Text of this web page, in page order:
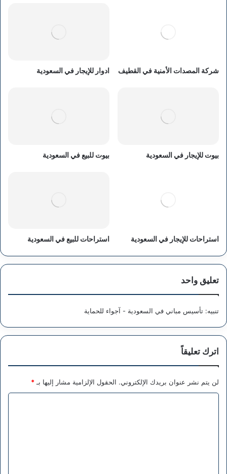
شركة المصدات الأمنية في القطيف ادوار للإيجار في السعودية
بيوت للإيجار في السعودية بيوت للبيع في السعودية
استراحات للإيجار في السعودية استراحات للبيع في السعودية
تعليق واحد
تنبيه: تأسيس مباني في السعودية - آجواء للحماية
اترك تعليقاً
لن يتم نشر عنوان بريدك الإلكتروني. الحقول الإلزامية مشار إليها بـ*